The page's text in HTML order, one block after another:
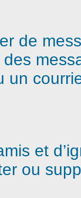
de
un
et
ou